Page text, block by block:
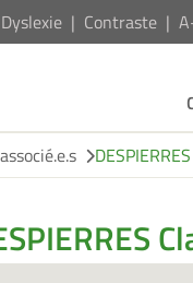
Dyslexie Contraste